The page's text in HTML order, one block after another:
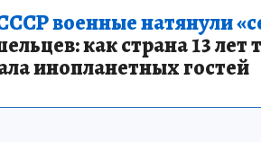
военные натянули
как страна 13 лет
инопланетных гостей